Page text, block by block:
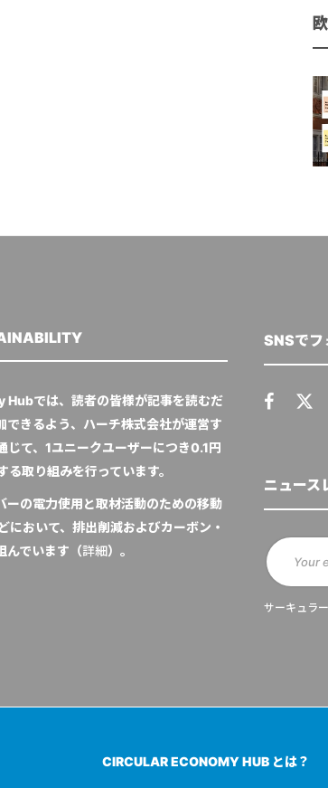
では、読者の皆様が記事を読むだ
できるよう、ハーチ株式会社が運営す
じて、1ユニークユーザーにつき0.1円
る取り組みを行っています。
ーの電力使用と取材活動のための移動
において、排出削減およびカーボン・
んでいます（詳細）。
SNSでフ
ニュース
サーキュラ
CIRCULAR ECONOMY HUB とは？